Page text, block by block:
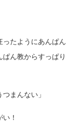
ったようにあんぱん
ん教からすっぱり
まんない」
！